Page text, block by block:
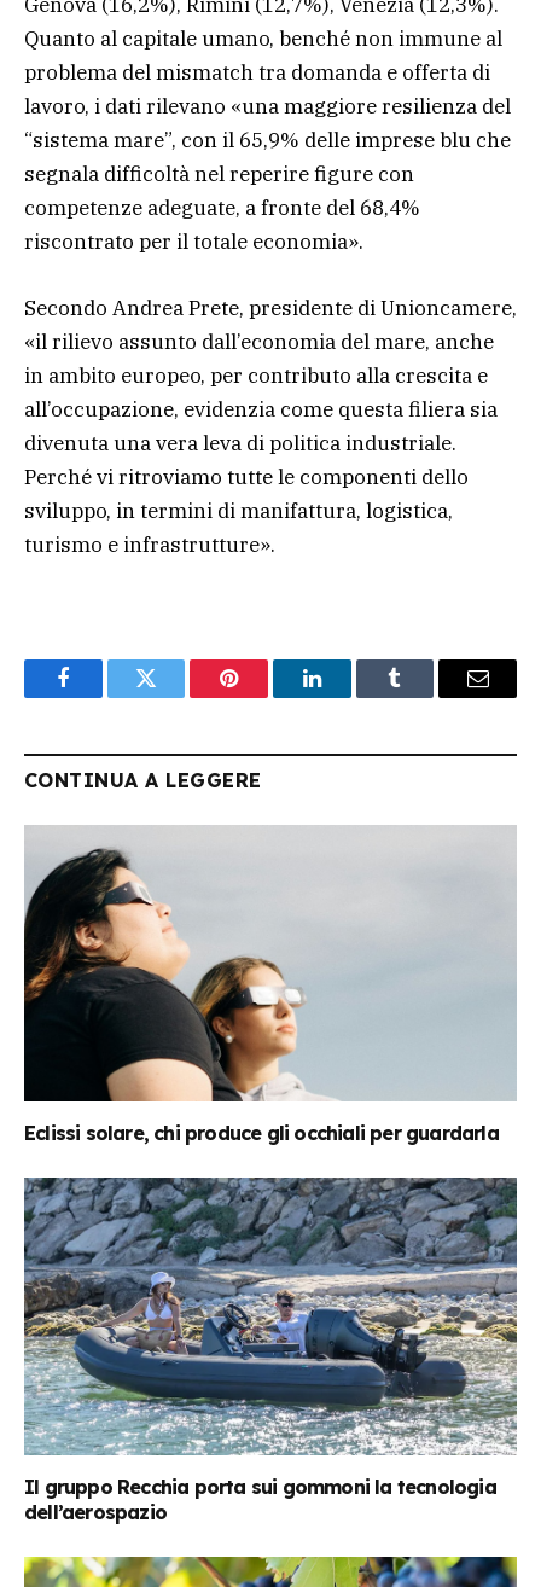
Quanto al capitale umano, benché non immune al
problema del mismatch tra domanda e offerta di
lavoro, i dati rilevano «una maggiore resilienza del
“sistema mare”, con il 65,9% delle imprese blu che
segnala difficoltà nel reperire figure con
competenze adeguate, a fronte del 68,4%
riscontrato per il totale economia».
Secondo Andrea Prete, presidente di Unioncamere,
«il rilievo assunto dall’economia del mare, anche
in ambito europeo, per contributo alla crescita e
all’occupazione, evidenzia come questa filiera sia
divenuta una vera leva di politica industriale.
Perché vi ritroviamo tutte le componenti dello
sviluppo, in termini di manifattura, logistica,
turismo e infrastrutture».
FacebookTwitter Pinterest LinkedInTumblr Email
CONTINUA A LEGGERE
Eclissi solare, chi produce gli occhiali per guardarla
Il gruppo Recchia porta sui gommoni la tecnologia
dell’aerospazio